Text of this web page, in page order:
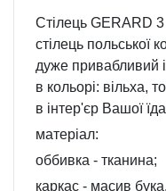
Стілець GERARD
стілець польської
дуже привабливий
в кольорі: вільха,
в інтер'єр Вашої
матеріал:
оббивка - тканина;
каркас - масив бука.